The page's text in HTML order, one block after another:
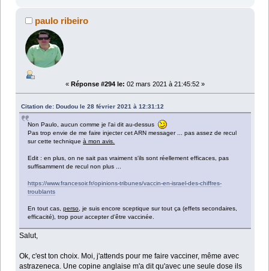
paulo ribeiro
« Réponse #294 le: 02 mars 2021 à 21:45:52 »
Citation de: Doudou le 28 février 2021 à 12:31:12
Non Paulo, aucun comme je l'ai dit au-dessus
Pas trop envie de me faire injecter cet ARN messager ... pas assez de recul
sur cette techniqueà mon avis.
Edit : en plus, on ne sait pas vraiment s'ils sont réellement efficaces, pas
suffisamment de recul non plus ...
https://www.francesoir.fr/opinions-tribunes/vaccin-en-israel-des-chiffres-
troublants
En tout cas,perso , je suis encore sceptique sur tout ça (effets secondaires,
efficacité), trop pour accepter d'être vaccinée.
Salut,
Ok, c'est ton choix. Moi, j'attends pour me faire vacciner, même avec
astrazeneca. Une copine anglaise m'a dit qu'avec une seule dose ils